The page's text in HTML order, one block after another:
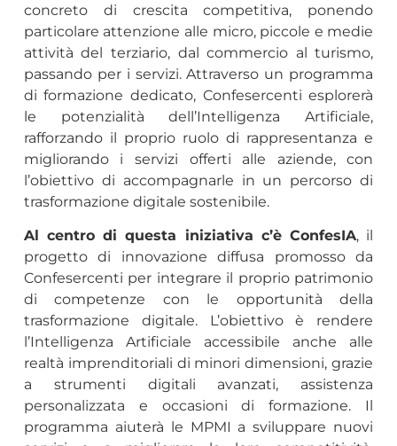
concreto di crescita competitiva, ponendo
particolare attenzione alle micro, piccole e medie
attività del terziario, dal commercio al turismo,
passando per i servizi. Attraverso un programma
di formazione dedicato, Confesercenti esplorerà
le potenzialità dell’Intelligenza Artificiale,
rafforzando il proprio ruolo di rappresentanza e
migliorando i servizi offerti alle aziende, con
l’obiettivo di accompagnarle in un percorso di
trasformazione digitale sostenibile.
Al centro di questa iniziativa c’è ConfesIA, il
progetto di innovazione diffusa promosso da
Confesercenti per integrare il proprio patrimonio
di competenze con le opportunità della
trasformazione digitale. L’obiettivo è rendere
l’Intelligenza Artificiale accessibile anche alle
realtà imprenditoriali di minori dimensioni, grazie
a strumenti digitali avanzati, assistenza
personalizzata e occasioni di formazione. Il
programma aiuterà le MPMI a sviluppare nuovi